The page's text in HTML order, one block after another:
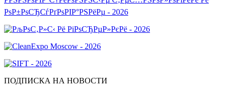
ПОДПИСКА НА НОВОСТИ